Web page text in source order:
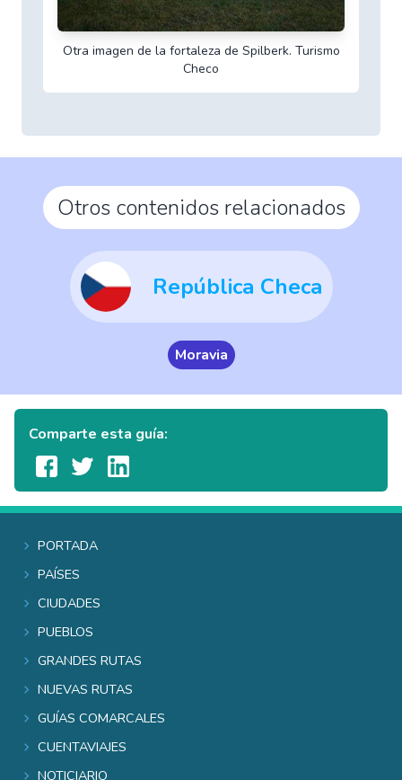
Otra imagen de la fortaleza de Spilberk. Turismo
Checo
Otros contenidos relacionados
República Checa
Moravia
Comparte esta guía:
Portada
Países
Ciudades
Pueblos
Grandes rutas
Nuevas rutas
Guías comarcales
Cuentaviajes
Noticiario